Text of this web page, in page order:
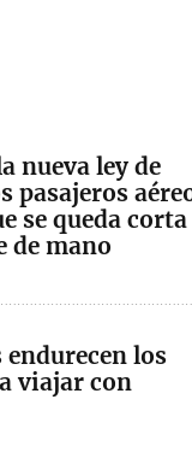
nueva ley de
pasajeros
se queda corta
de mano
los
viajar con